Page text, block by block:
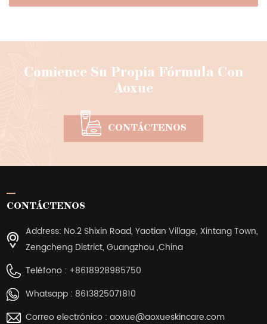
Comience Su Propia Fórmula Con
Aoxue
CONTÁCTENOS
CONTÁCTENOS
Address: No.2 Shixin Road, Yaotian Village, Xintang Town,
Zengcheng District, Guangzhou ,China
Teléfono : +8618928985750
Whatsapp : 8613825071810
Correo electrónico : aoxue@aoxueskincare.com